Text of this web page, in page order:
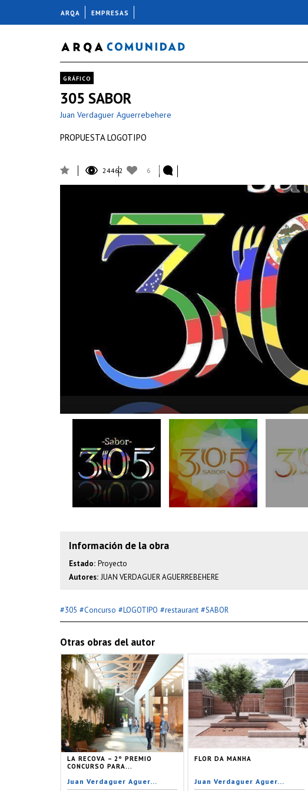
GRÁFICO
305 SABOR
Juan Verdaguer Aguerrebehere
PROPUESTA LOGOTIPO
24462 6
Información de la obra
Estado: Proyecto
Autores: JUAN VERDAGUER AGUERREBEHERE
#305 #Concurso #LOGOTIPO #restaurant #SABOR
Otras obras del autor
LA RECOVA – 2º PREMIO
CONCURSO PARA...
Juan Verdaguer Aguer...
FLOR DA MANHA
Juan Verdaguer Aguer...
ARQA EMPRESAS